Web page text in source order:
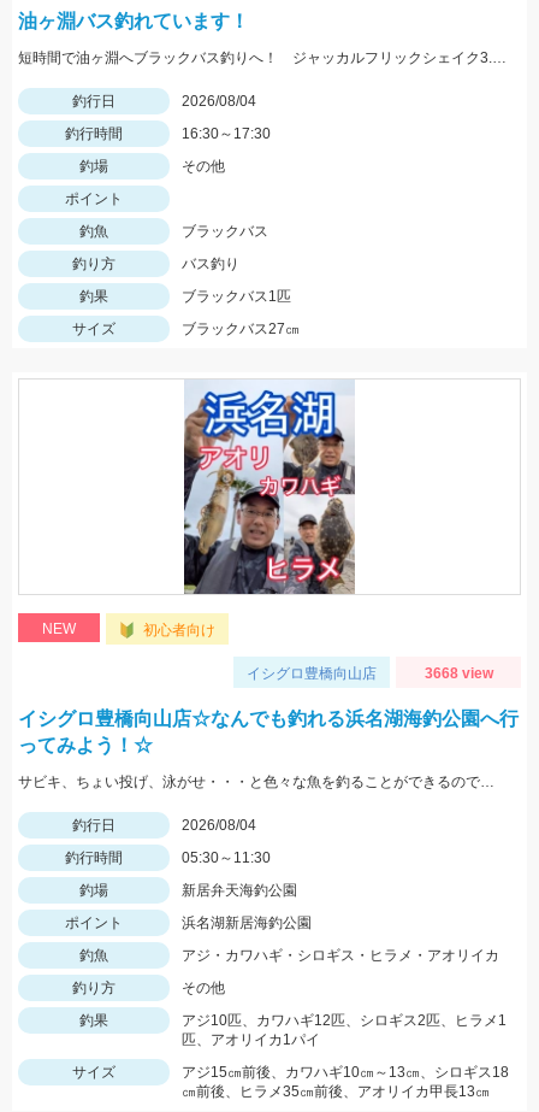
油ヶ淵バス釣れています！
短時間で油ヶ淵へブラックバス釣りへ！ ジャッカルフリックシェイク3.8のノーシンカーワッキーでGET!
釣行日
2026/08/04
釣行時間
16:30～17:30
釣場
その他
ポイント
釣魚
ブラックバス
釣り方
バス釣り
釣果
ブラックバス1匹
サイズ
ブラックバス27㎝
NEW 初心者向け
イシグロ豊橋向山店 3668 view
イシグロ豊橋向山店☆なんでも釣れる浜名湖海釣公園へ行
ってみよう！☆
サビキ、ちょい投げ、泳がせ・・・と色々な魚を釣ることができるので仕掛けも何種類か用意していけば楽しむことができますよ！
釣行日
2026/08/04
釣行時間
05:30～11:30
釣場
新居弁天海釣公園
ポイント
浜名湖新居海釣公園
釣魚
アジ・カワハギ・シロギス・ヒラメ・アオリイカ
釣り方
その他
釣果
アジ10匹、カワハギ12匹、シロギス2匹、ヒラメ1
匹、アオリイカ1パイ
サイズ
アジ15㎝前後、カワハギ10㎝～13㎝、シロギス18
㎝前後、ヒラメ35㎝前後、アオリイカ甲長13㎝